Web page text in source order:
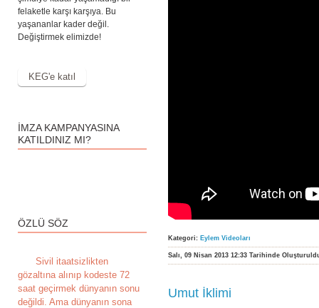
Kategori: Eylem Videoları
Salı, 09 Nisan 2013 12:33 Tarihinde
Umut İklimi
felaketle karşı karşıya. Bu
yaşananlar kader değil.
Değiştirmek elimizde!
İMZA KAMPANYASINA
KATILDINIZ MI?
ÖZLÜ SÖZ
Sivil itaatsizlikten
gözaltına alınıp kodeste 72
saat geçirmek dünyanın sonu
değildi. Ama dünyanın sona